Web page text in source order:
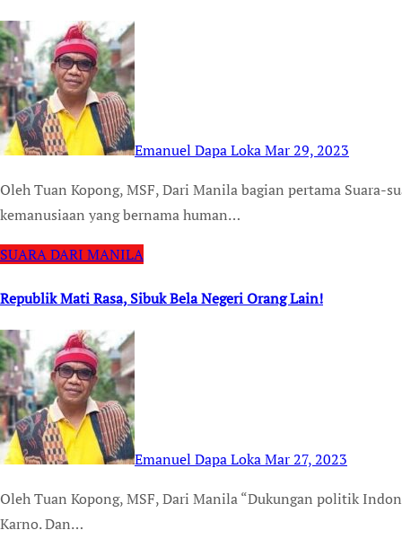
Emanuel Dapa LokaMar 29, 2023
Oleh Tuan Kopong, MSF, Dari Manila bagian pertama Suara-suara kemanusiaan terus bergaung atas tragedi
kemanusiaan yang bernama human…
SUARA DARI MANILA
Republik Mati Rasa, Sibuk Bela Negeri Orang Lain!
Emanuel Dapa LokaMar 27, 2023
Oleh Tuan Kopong, MSF, Dari Manila “Dukungan politik Indonesia untuk Palestina sudah ada sejak zaman Bung
Karno. Dan…